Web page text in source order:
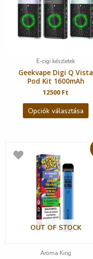
E-cigi készletek
Geekvape Digi Q Vista
Pod Kit 1600mAh
12500 Ft
Opciók választása
OUT OF STOCK
Aroma King